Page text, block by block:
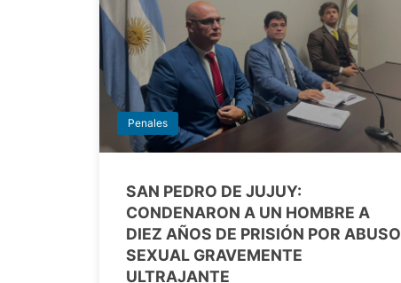
Penales
SAN PEDRO DE JUJUY:
CONDENARON A UN HOMBRE A
DIEZ AÑOS DE PRISIÓN POR ABUSO
SEXUAL GRAVEMENTE
ULTRAJANTE